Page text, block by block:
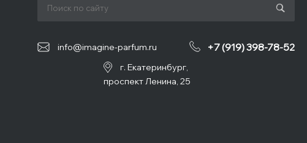
info@imagine-parfum.ru +7 (919) 398-78-52
г. Екатеринбург,
проспект Ленина, 25